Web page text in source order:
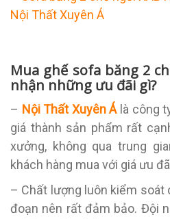
Mua ghế sofa băng 2
nhận những ưu đãi gì?
– Nội Thất Xuyên Álà công
giá thành sản phẩm rất
xưởng, không qua trung
khách hàng mua với giá ưu
– Chất lượng luôn kiểm soát
đoạn nên rất đảm bảo. Đội